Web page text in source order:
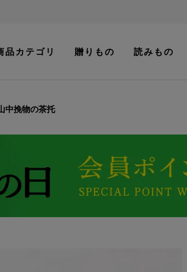
品カテゴリ 贈りもの 読みもの
中挽物の茶托